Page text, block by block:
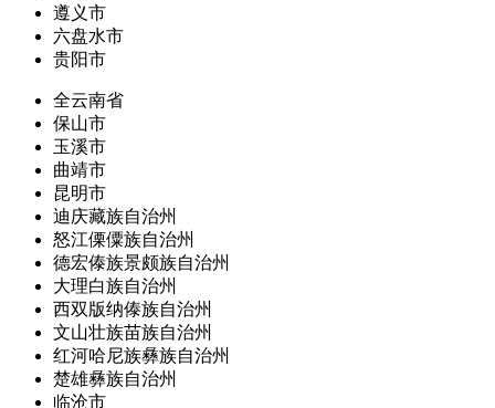
遵义市
六盘水市
贵阳市
全云南省
保山市
玉溪市
曲靖市
昆明市
迪庆藏族自治州
怒江傈僳族自治州
德宏傣族景颇族自治州
大理白族自治州
西双版纳傣族自治州
文山壮族苗族自治州
红河哈尼族彝族自治州
楚雄彝族自治州
临沧市